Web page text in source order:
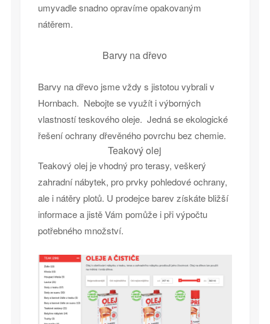
umyvadle snadno opravíme opakovaným
nátěrem.
Barvy na dřevo
Barvy na dřevo jsme vždy s jistotou vybrali v
Hornbach. Nebojte se využít i výborných
vlastností teskového oleje. Jedná se ekologické
řešení ochrany dřevěného povrchu bez chemie.
Teakový olej
Teakový olej je vhodný pro terasy, veškerý
zahradní nábytek, pro prvky pohledové ochrany,
ale i nátěry plotů. U prodejce barev získáte bližší
informace a jistě Vám pomůže i při výpočtu
potřebného množství.